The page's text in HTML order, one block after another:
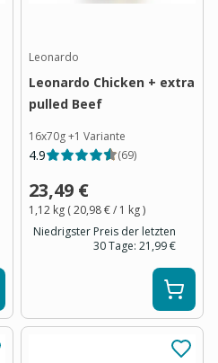
Leonardo
Leonardo Chicken + extra
pulled Beef
16x70g+1 Variante
4.9 (69)
23,49 €
1,12 kg (20,98 €/ 1 kg)
Niedrigster Preis der letzten
30 Tage: 21,99 €